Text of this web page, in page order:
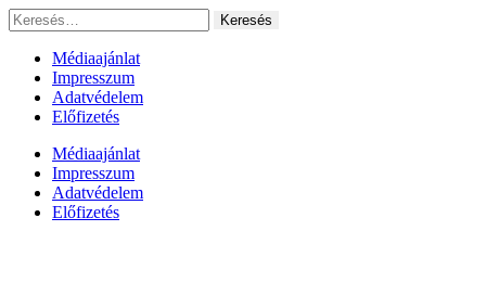
Ugrás
a
tartalomhoz
Keresés:
Médiaajánlat
Impresszum
Adatvédelem
Előfizetés
Médiaajánlat
Impresszum
Adatvédelem
Előfizetés